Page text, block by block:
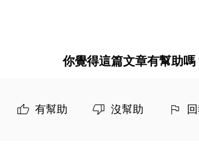
你覺得這篇文章有幫助嗎
有幫助 沒幫助